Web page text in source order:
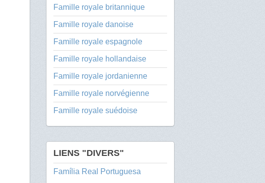
Famille royale britannique
Famille royale danoise
Famille royale espagnole
Famille royale hollandaise
Famille royale jordanienne
Famille royale norvégienne
Famille royale suédoise
LIENS "DIVERS"
Família Real Portuguesa